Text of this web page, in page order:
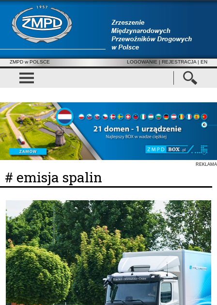
ZMPD w POLSCE LOGOWANIE | REJESTRACJA | EN
REKLAMA
# emisja spalin